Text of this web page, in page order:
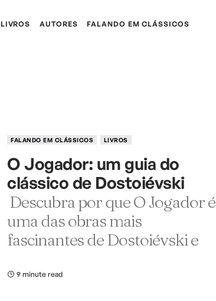
LIVROS AUTORES FALANDO EM CLÁSSICOS
FALANDO EM CLÁSSICOS LIVROS
O Jogador: um guia do
clássico de Dostoiévski
Descubra por que O Jogador é
uma das obras mais
fascinantes de Dostoiévski e
9 minute read